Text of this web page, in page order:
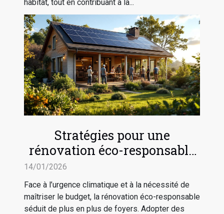
habitat, tout en contribuant à la...
Stratégies pour une
rénovation éco-responsable
14/01/2026
Face à l’urgence climatique et à la nécessité de
maîtriser le budget, la rénovation éco-responsable
séduit de plus en plus de foyers. Adopter des